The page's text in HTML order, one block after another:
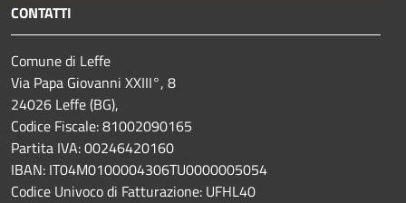
CONTATTI
Comune di Leffe
Via Papa Giovanni XXIII°, 8
24026 Leffe (BG),
Codice Fiscale: 81002090165
Partita IVA: 00246420160
IBAN: IT04M0100004306TU0000005054
Codice Univoco di Fatturazione: UFHL40